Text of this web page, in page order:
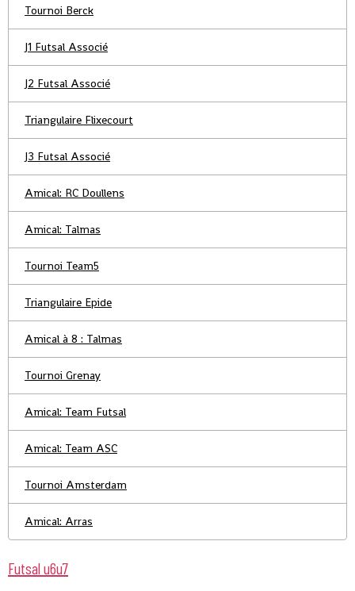
Tournoi Berck
J1 Futsal Associé
J2 Futsal Associé
Triangulaire Flixecourt
J3 Futsal Associé
Amical: RC Doullens
Amical: Talmas
Tournoi Team5
Triangulaire Epide
Amical à 8 : Talmas
Tournoi Grenay
Amical: Team Futsal
Amical: Team ASC
Tournoi Amsterdam
Amical: Arras
Futsal u6u7